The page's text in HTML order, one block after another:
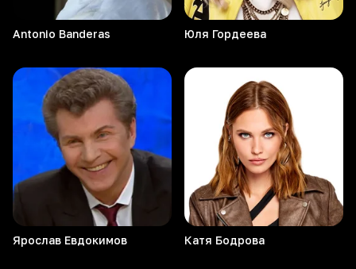
Antonio Banderas Юля Гордеева
Ярослав Евдокимов Катя Бодрова